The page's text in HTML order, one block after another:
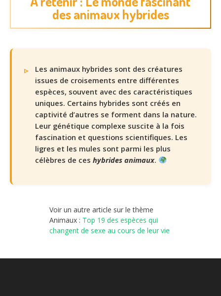
des animaux hybrides
Les animaux hybrides sont des créatures
issues de croisements entre différentes
espèces, souvent avec des caractéristiques
uniques. Certains hybrides sont créés en
captivité d’autres se forment dans la nature.
Leur génétique complexe suscite à la fois
fascination et questions scientifiques. Les
ligres et les mules sont parmi les plus
célèbres de ces hybrides animaux.
Voir un autre article sur le thème
Animaux : Top 19 des espèces qui
changent de sexe au cours de leur vie